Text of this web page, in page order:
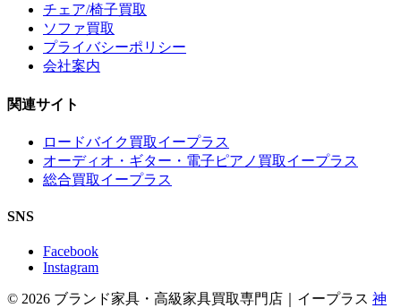
チェア/椅子買取
ソファ買取
プライバシーポリシー
会社案内
関連サイト
ロードバイク買取イープラス
オーディオ・ギター・電子ピアノ買取イープラス
総合買取イープラス
SNS
Facebook
Instagram
© 2026 ブランド家具・高級家具買取専門店｜イープラス 神